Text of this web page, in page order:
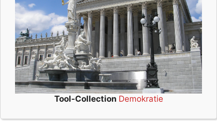
Tool-Collection Demokratie